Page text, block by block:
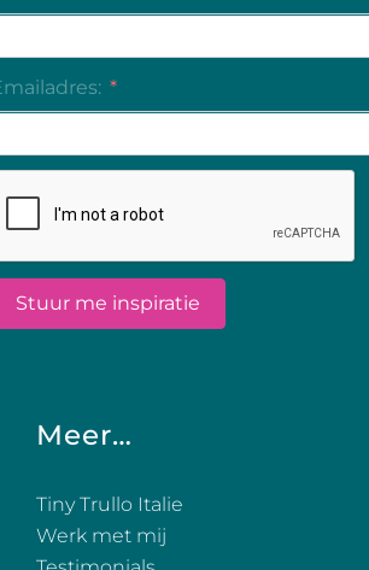
Meer…
Tiny Trullo Italie
Werk met mij